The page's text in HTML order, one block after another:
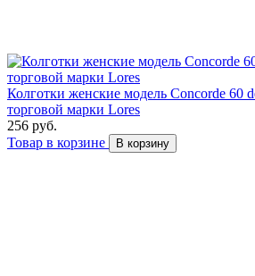
Колготки женские модель Concorde 60
торговой марки Lores
256 руб.
Товар в корзине
В корзину